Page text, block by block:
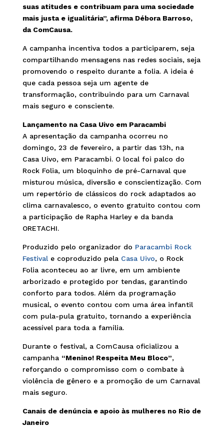
suas atitudes e contribuam para uma sociedade
mais justa e igualitária”, afirma Débora Barroso,
da ComCausa.
A campanha incentiva todos a participarem, seja
compartilhando mensagens nas redes sociais, seja
promovendo o respeito durante a folia. A ideia é
que cada pessoa seja um agente de
transformação, contribuindo para um Carnaval
mais seguro e consciente.
Lançamento na Casa Uivo em Paracambi
A apresentação da campanha ocorreu no
domingo, 23 de fevereiro, a partir das 13h, na
Casa Uivo, em Paracambi. O local foi palco do
Rock Folia, um bloquinho de pré-Carnaval que
misturou música, diversão e conscientização. Com
um repertório de clássicos do rock adaptados ao
clima carnavalesco, o evento gratuito contou com
a participação de Rapha Harley e da banda
ORETACHI.
Produzido pelo organizador do Paracambi Rock
Festivale coproduzido pela Casa Uivo, o Rock
Folia aconteceu ao ar livre, em um ambiente
arborizado e protegido por tendas, garantindo
conforto para todos. Além da programação
musical, o evento contou com uma área infantil
com pula-pula gratuito, tornando a experiência
acessível para toda a família.
Durante o festival, a ComCausa oficializou a
campanha “Menino! Respeita Meu Bloco”,
reforçando o compromisso com o combate à
violência de gênero e a promoção de um Carnaval
mais seguro.
Canais de denúncia e apoio às mulheres no Rio de
Janeiro